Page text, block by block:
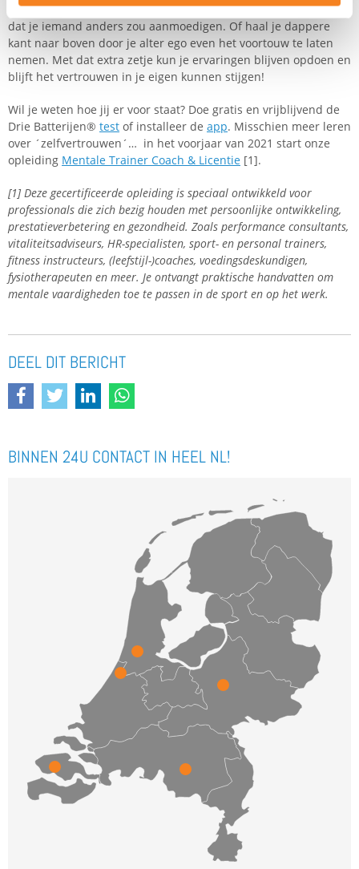
extra boost gebruiken? Spreek jezelf toe op dezelfde manier als
dat je iemand anders zou aanmoedigen. Of haal je dappere
kant naar boven door je alter ego even het voortouw te laten
nemen. Met dat extra zetje kun je ervaringen blijven opdoen en
blijft het vertrouwen in je eigen kunnen stijgen!
Wil je weten hoe jij er voor staat? Doe gratis en vrijblijvend de
Drie Batterijen® test of installeer de app. Misschien meer leren
over ´zelfvertrouwen´… in het voorjaar van 2021 start onze
opleiding Mentale Trainer Coach & Licentie [1].
[1] Deze gecertificeerde opleiding is speciaal ontwikkeld voor
professionals die zich bezig houden met persoonlijke ontwikkeling,
prestatieverbetering en gezondheid. Zoals performance consultants,
vitaliteitsadviseurs, HR-specialisten, sport- en personal trainers,
fitness instructeurs, (leefstijl-)coaches, voedingsdeskundigen,
fysiotherapeuten en meer. Je ontvangt praktische handvatten om
mentale vaardigheden toe te passen in de sport en op het werk.
DEEL DIT BERICHT
BINNEN 24U CONTACT IN HEEL NL!